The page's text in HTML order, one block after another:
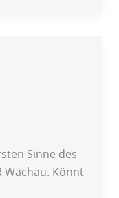
Sinne des
Wachau. Könnt